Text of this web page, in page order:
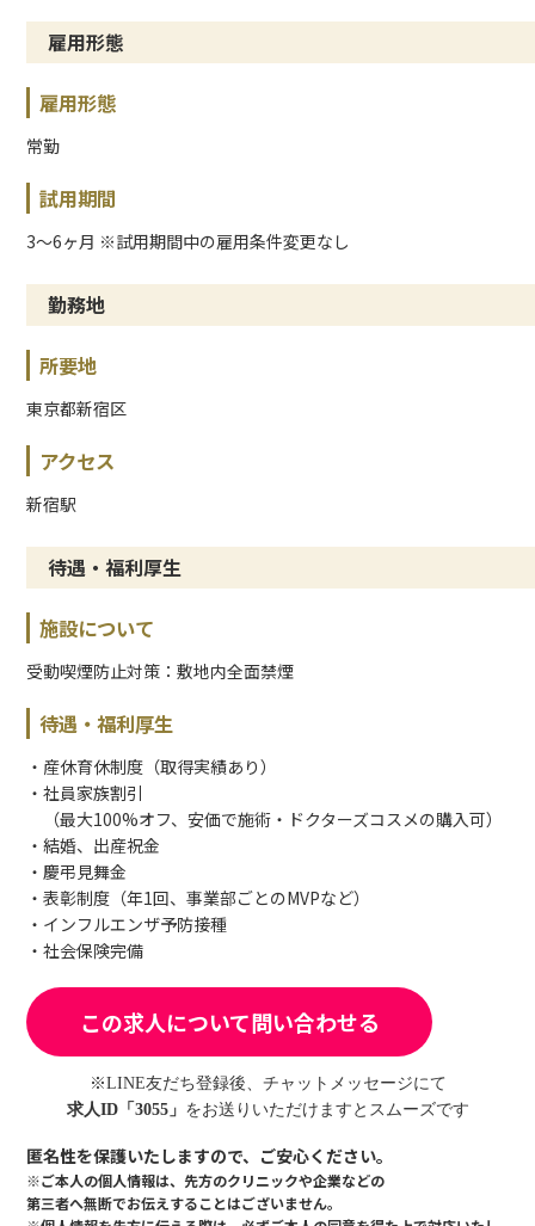
雇用形態
雇用形態
常勤
試用期間
3〜6ヶ月 ※試用期間中の雇用条件変更なし
勤務地
所要地
東京都新宿区
アクセス
新宿駅
待遇・福利厚生
施設について
受動喫煙防止対策：敷地内全面禁煙
待遇・福利厚生
・産休育休制度（取得実績あり）
・社員家族割引
（最大100%オフ、安価で施術・ドクターズコスメの購入可）
・結婚、出産祝金
・慶弔見舞金
・表彰制度（年1回、事業部ごとのMVPなど）
・インフルエンザ予防接種
・社会保険完備
この求人について問い合わせる
※LINE友だち登録後、チャットメッセージにて
求人ID「3055」 をお送りいただけますとスムーズです
匿名性を保護いたしますので、ご安心ください。
※ご本人の個人情報は、先方のクリニックや企業などの
第三者へ無断でお伝えすることはございません。